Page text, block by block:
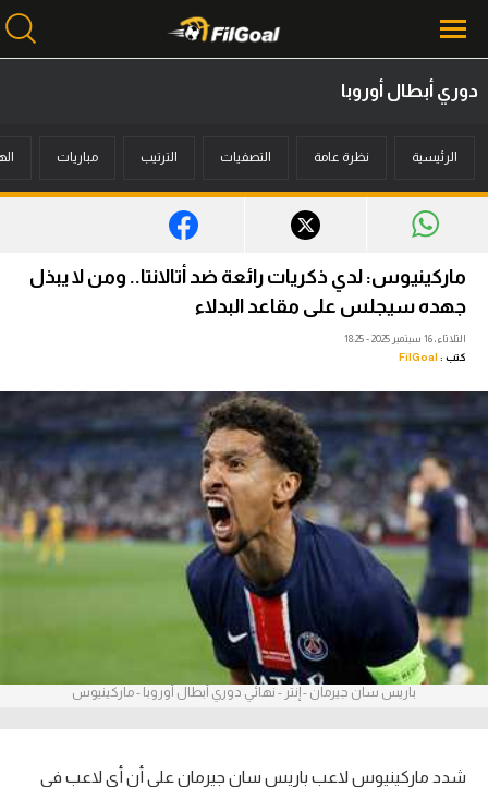
أخبار
ميركاتو
فانتازي في الجول
مسابقة التوقعات
فيديوهات
عدسات
آراء حرة
ركن الألعاب
بطولات
أمريكا 2026
الدوري الإنجليزي الممتاز
دوري أبطال أوروبا
الرئيسية نظرة عامة التصفيات الترتيب مباريات
ماركينيوس: لدي ذكريات رائعة ضد أتالانتا.. ومن لا يبذل
جهده سيجلس على مقاعد البدلاء
الثلاثاء، 16 سبتمبر 2025 - 18:25
كتب : FilGoal
باريس سان جيرمان - إنتر - نهائي دوري أبطال أوروبا - ماركينيوس
شدد ماركينيوس لاعب باريس سان جيرمان على أن أي لاعب في